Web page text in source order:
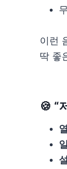
이런
딱 좋
🍪 “